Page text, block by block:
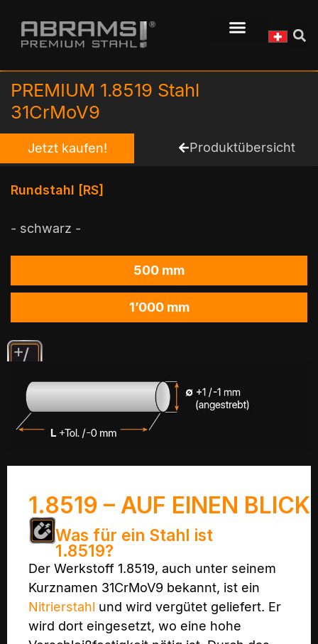
PREMIUM 1.8519 Stahl
31CrMoV9
Produktübersicht
Jetzt kaufen!
Rundstahl [RS]
- schwarz -
500 mm
1’000 mm
1.8519 – AUF EINEN BLICK
Was für ein Stahl ist
1.8519?
Der Werkstoff 1.8519, auch unter seinem
Kurznamen 31CrMoV9 bekannt, ist ein
Nitrierstahl und wird vergütet geliefert. Er
wird dort eingesetzt, wo eine hohe